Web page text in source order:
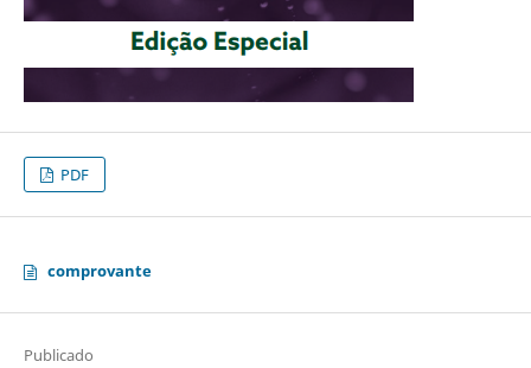
PDF
comprovante
Publicado